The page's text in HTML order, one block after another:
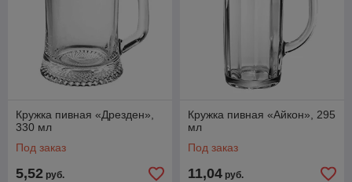
Кружка пивная «Дрезден»,
330 мл
Под заказ
5,52 руб.
Кружка пивная «Айкон», 295
мл
Под заказ
11,04 руб.